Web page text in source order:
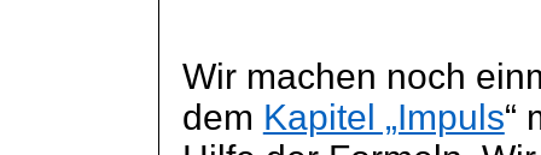
Wir machen noch
dem Kapitel „Impuls“